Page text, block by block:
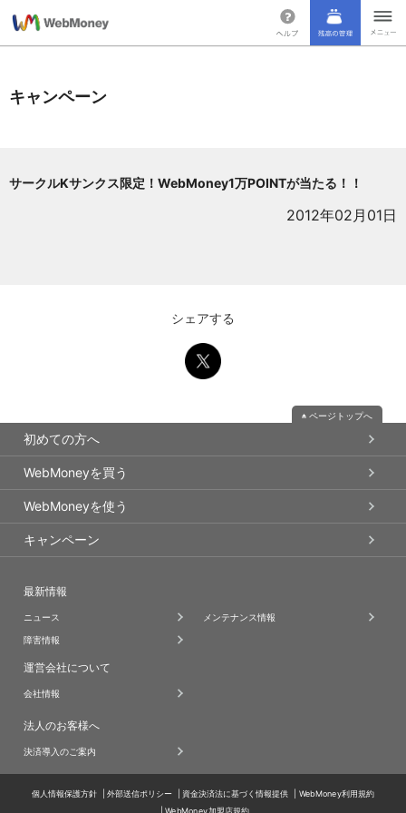
キャンペーン
サークルKサンクス限定！WebMoney1万POINTが当たる！！
2012年02月01日
シェアする
ページトップへ
初めての方へ
WebMoneyを買う
WebMoneyを使う
キャンペーン
最新情報
ニュース メンテナンス情報
障害情報
運営会社について
会社情報
法人のお客様へ
決済導入のご案内
個人情報保護方針 外部送信ポリシー 資金決済法に基づく情報提供 WebMoney利用規約
WebMoney加盟店規約